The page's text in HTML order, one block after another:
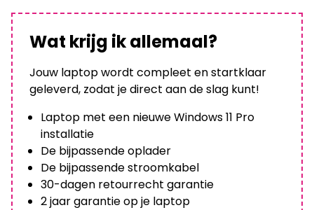
Wat krijg ik allemaal?
Jouw laptop wordt compleet en startklaar
geleverd, zodat je direct aan de slag kunt!
Laptop met een nieuwe Windows 11 Pro
installatie
De bijpassende oplader
De bijpassende stroomkabel
30-dagen retourrecht garantie
2 jaar garantie op je laptop